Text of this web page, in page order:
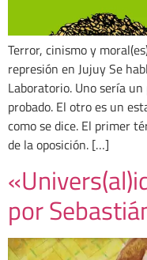
Terror, cinismo y
represión en Jujuy Se
Laboratorio. Uno sería
probado. El otro es un
como se dice. El primer
de la oposición. […]
por